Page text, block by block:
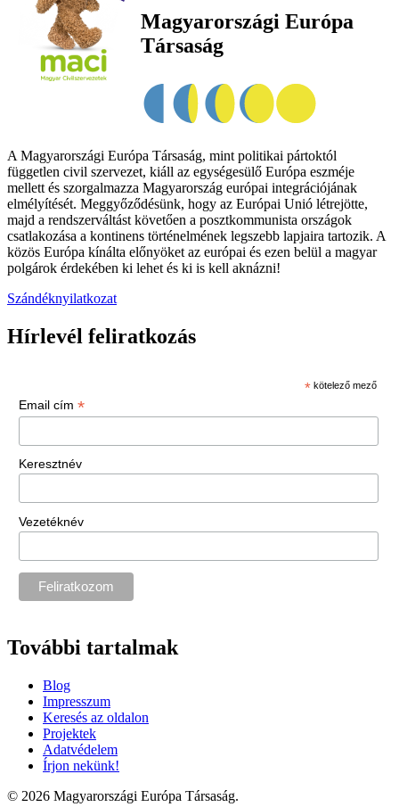
Magyarországi Európa
Társaság
A Magyarországi Európa Társaság, mint politikai pártoktól
független civil szervezet, kiáll az egységesülő Európa eszméje
mellett és szorgalmazza Magyarország európai integrációjának
elmélyítését. Meggyőződésünk, hogy az Európai Unió létrejötte,
majd a rendszerváltást követően a posztkommunista országok
csatlakozása a kontinens történelmének legszebb lapjaira tartozik. A
közös Európa kínálta előnyöket az európai és ezen belül a magyar
polgárok érdekében ki lehet és ki is kell aknázni!
Szándéknyilatkozat
Hírlevél feliratkozás
* kötelező mező
Email cím *
Keresztnév
Vezetéknév
További tartalmak
Blog
Impresszum
Keresés az oldalon
Projektek
Adatvédelem
Írjon nekünk!
© 2026 Magyarországi Európa Társaság.